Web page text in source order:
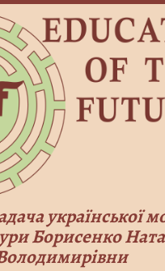
української
Борисенко